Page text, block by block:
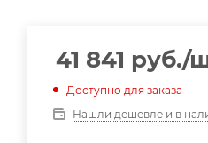
41 841 руб./
Доступно для заказа
Нашли дешевле и в